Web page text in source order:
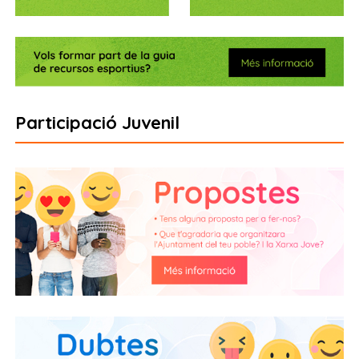
Participació Juvenil